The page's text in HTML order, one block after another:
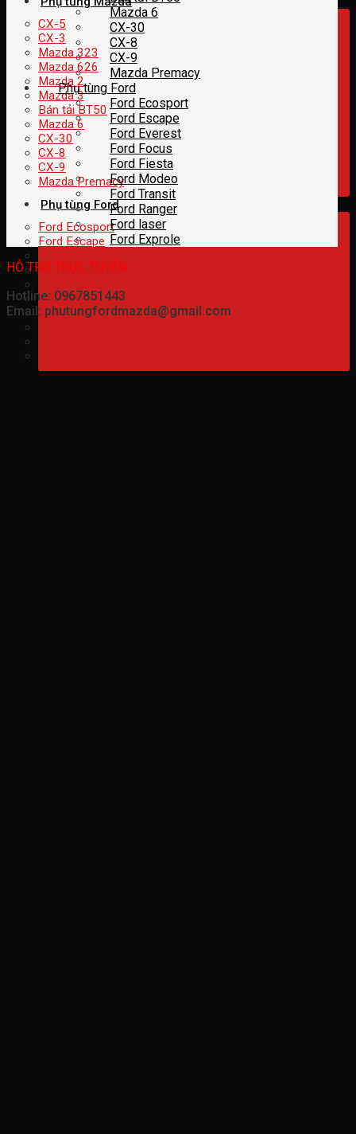
CX-5
CX-3
Mazda 323
Mazda 626
Mazda 2
Mazda 3
Bán tải BT50
Mazda 6
CX-30
CX-8
CX-9
Mazda Premacy
Phụ tùng Ford
Ford Ecosport
Ford Escape
Ford Focus
Ford Modeo
Ford Transit
Mazda 6
CX-30
CX-8
CX-9
Mazda Premacy
Phụ tùng Ford
Ford Ecosport
Ford Escape
Ford Everest
Ford Focus
Ford Fiesta
Ford Modeo
Ford Transit
Ford Ranger
Ford laser
Ford Exprole
HỖ TRỢ TRỰC TUYẾN
Hotline: 0967851443
Email: phutungfordmazda@gmail.com